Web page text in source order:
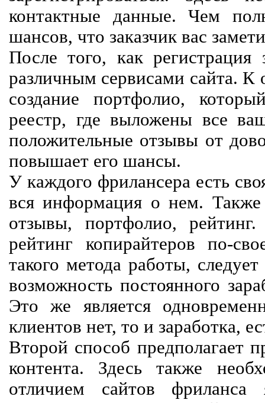
контактные данные. Чем
шансов, что заказчик вас
После того, как регистрация
различным сервисами сайта. К
создание портфолио,
реестр, где выложены все
положительные отзывы от
повышает его шансы.
У каждого фрилансера есть
вся информация о нем. Также
отзывы, портфолио,
рейтинг копирайтеров по-
такого метода работы,
возможность постоянного
Это же является
клиентов нет, то и заработка,
Второй способ предполагает
контента. Здесь также
отличием сайтов